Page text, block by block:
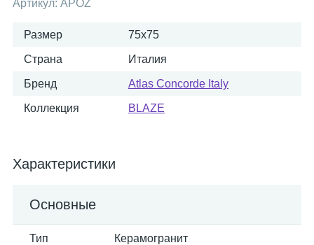
Артикул: APOZ
Размер 75x75
Страна Италия
Бренд Atlas Concorde Italy
Коллекция BLAZE
Характеристики
Основные
Тип Керамогранит